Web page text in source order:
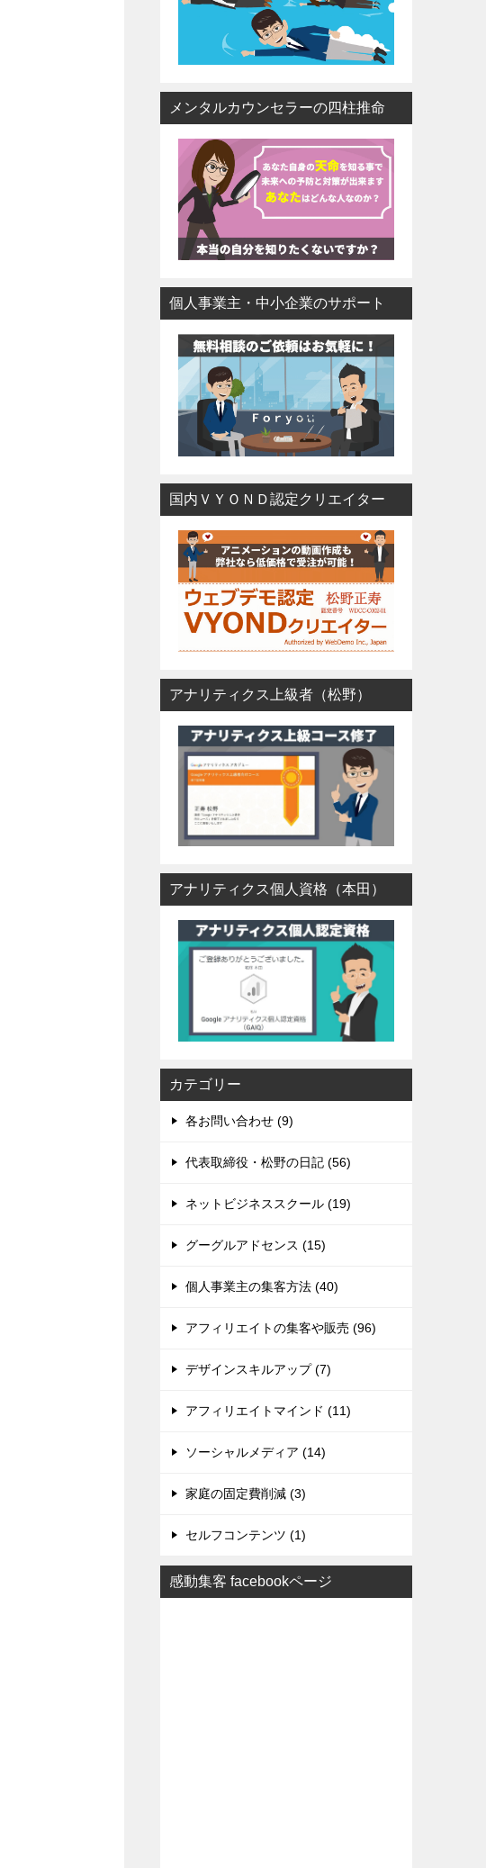
メンタルカウンセラーの四柱推命
個人事業主・中小企業のサポート
国内ＶＹＯＮＤ認定クリエイター
アナリティクス上級者（松野）
アナリティクス個人資格（本田）
カテゴリー
各お問い合わせ (9)
代表取締役・松野の日記 (56)
ネットビジネススクール (19)
グーグルアドセンス (15)
個人事業主の集客方法 (40)
アフィリエイトの集客や販売 (96)
デザインスキルアップ (7)
アフィリエイトマインド (11)
ソーシャルメディア (14)
家庭の固定費削減 (3)
セルフコンテンツ (1)
感動集客 facebookページ